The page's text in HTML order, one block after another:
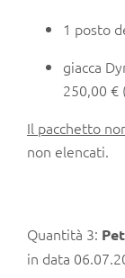
1 posto
giacca
250,00 €
Il pacchetto
non elencati.
Quantità 3:
in data